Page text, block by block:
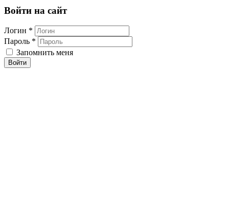
Войти на сайт
Логин *
Пароль *
Запомнить меня
Войти